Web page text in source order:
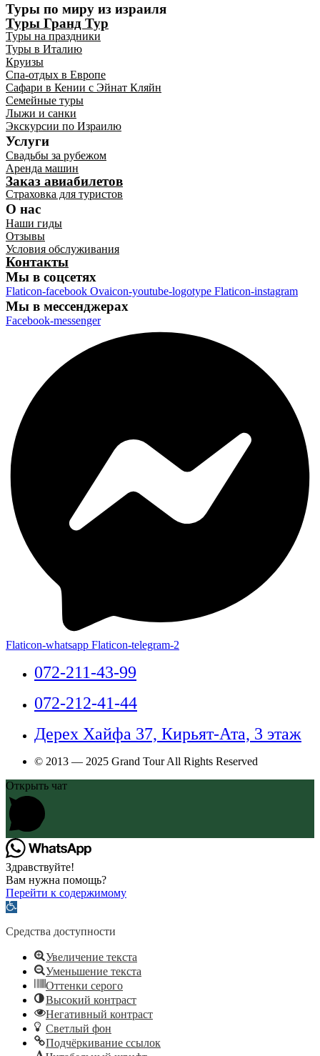
Туры по миру из израиля
Туры Гранд Тур
Туры на праздники
Туры в Италию
Круизы
Спа-отдых в Европе
Сафари в Кении с Эйнат Кляйн
Семейные туры
Лыжи и санки
Экскурсии по Израилю
Услуги
Свадьбы за рубежом
Аренда машин
Заказ авиабилетов
Страховка для туристов
О нас
Наши гиды
Отзывы
Условия обслуживания
Контакты
Мы в соцсетях
Flaticon-facebook Ovaicon-youtube-logotype Flaticon-instagram
Мы в мессенджерах
Facebook-messenger
Flaticon-whatsapp Flaticon-telegram-2
072-211-43-99
072-212-41-44
Дерех Хайфа 37, Кирьят-Ата, 3 этаж
© 2013 — 2025 Grand Tour All Rights Reserved
Открыть чат
Здравствуйте!
Вам нужна помощь?
Перейти к содержимому
Открыть
инструментов
Средства доступности
Увеличение текста
Уменьшение текста
Оттенки серого
Высокий контраст
Негативный контраст
Светлый фон
Подчёркивание ссылок